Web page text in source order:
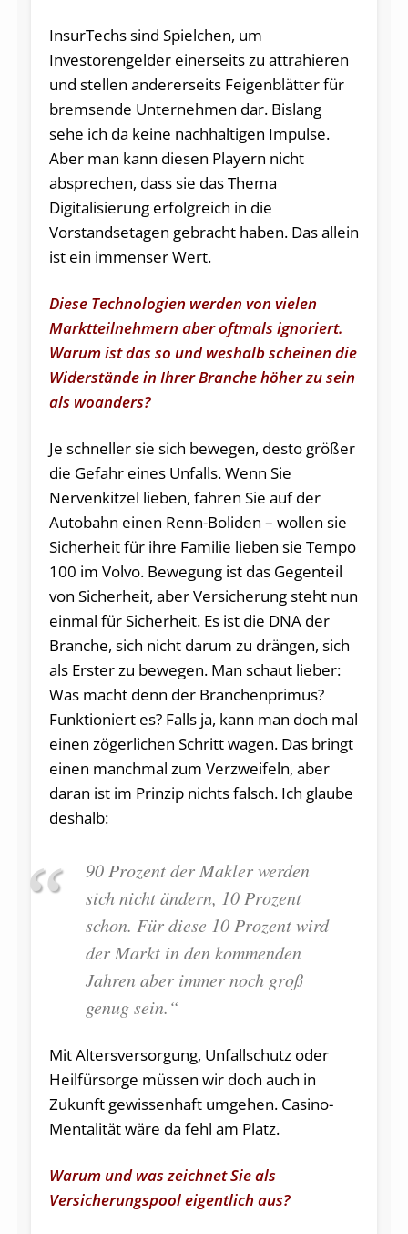
InsurTechs sind Spielchen, um
Investorengelder einerseits zu attrahieren
und stellen andererseits Feigenblätter für
bremsende Unternehmen dar. Bislang
sehe ich da keine nachhaltigen Impulse.
Aber man kann diesen Playern nicht
absprechen, dass sie das Thema
Digitalisierung erfolgreich in die
Vorstandsetagen gebracht haben. Das allein
ist ein immenser Wert.
Diese Technologien werden von vielen
Marktteilnehmern aber oftmals ignoriert.
Warum ist das so und weshalb scheinen die
Widerstände in Ihrer Branche höher zu sein
als woanders?
Je schneller sie sich bewegen, desto größer
die Gefahr eines Unfalls. Wenn Sie
Nervenkitzel lieben, fahren Sie auf der
Autobahn einen Renn-Boliden – wollen sie
Sicherheit für ihre Familie lieben sie Tempo
100 im Volvo. Bewegung ist das Gegenteil
von Sicherheit, aber Versicherung steht nun
einmal für Sicherheit. Es ist die DNA der
Branche, sich nicht darum zu drängen, sich
als Erster zu bewegen. Man schaut lieber:
Was macht denn der Branchenprimus?
Funktioniert es? Falls ja, kann man doch mal
einen zögerlichen Schritt wagen. Das bringt
einen manchmal zum Verzweifeln, aber
daran ist im Prinzip nichts falsch. Ich glaube
deshalb:
90 Prozent der Makler werden
sich nicht ändern, 10 Prozent
schon. Für diese 10 Prozent wird
der Markt in den kommenden
Jahren aber immer noch groß
genug sein.“
Mit Altersversorgung, Unfallschutz oder
Heilfürsorge müssen wir doch auch in
Zukunft gewissenhaft umgehen. Casino-
Mentalität wäre da fehl am Platz.
Warum und was zeichnet Sie als
Versicherungspool eigentlich aus?